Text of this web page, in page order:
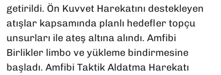
getirildi. Ön Kuvvet Harekatını destekleyen
atışlar kapsamında planlı hedefler topçu
unsurları ile ateş altına alındı. Amfibi
Birlikler limbo ve yükleme bindirmesine
başladı. Amfibi Taktik Aldatma Harekatı